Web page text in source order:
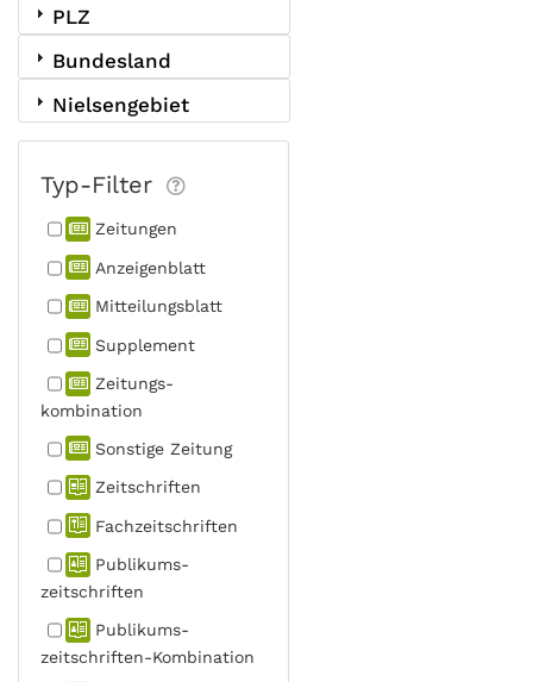
PLZ
Bundesland
Nielsengebiet
Typ-Filter
Zeitungen
Anzeigen­blatt
Mitteilungs­blatt
Supplement
Zeitungs­
kombination
Sonstige Zeitung
Zeitschriften
Fachzeit­schriften
Publikums­
zeitschriften
Publikums­
zeitschriften-Kombination